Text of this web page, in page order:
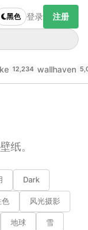
黑色 登录 注册
12,234 wallhaven
纸。
Dark
色 风光摄影
地球 雪